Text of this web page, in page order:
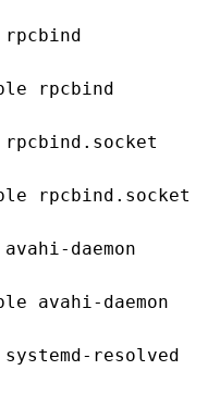
rpcbind
rpcbind.socket
daemon
avahi-daemon
resolved